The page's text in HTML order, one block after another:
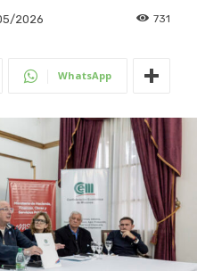
2026 731
WhatsApp